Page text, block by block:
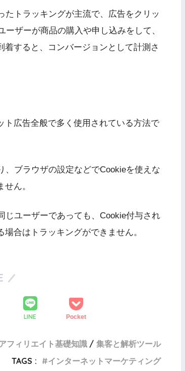
トラッキングが主流で、広告をクリッ
ザーが商品の購入や申し込みをして、
すると、コンバージョンとして計測さ
ト広告全般で多く使用されている方法で
ブラウザの設定などでCookieを使えな
せん。
じユーザーであっても、Cookie付与され
合はトラッキングができません。
LINE Pocket
フィリエイト基礎知識
集客と解析ツール
TAGS :
インターネットマーケティング